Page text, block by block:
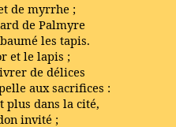
de myrrhe ;
de Palmyre
les tapis.
et le lapis ;
de délices
aux sacrifices :
plus dans la cité,
invité ;